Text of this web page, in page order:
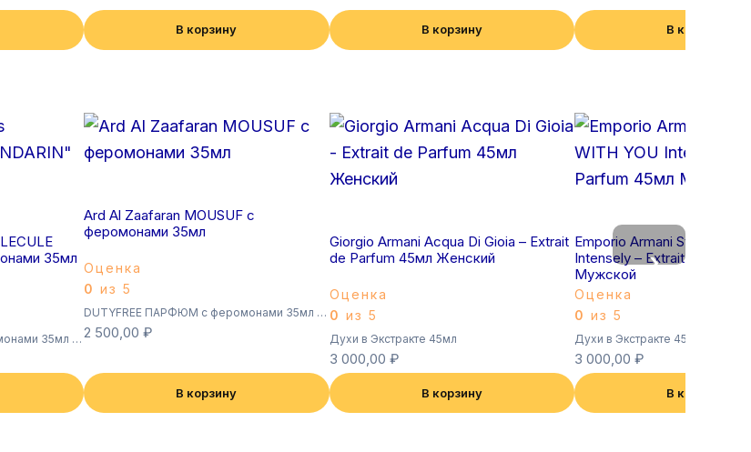
В корзину В корзину В корзину
DUTYFREE ПАРФЮМ с феромонами 35мл (Суперстойкие)
35мл
DUTYFREE ПАРФЮМ с феромонами 35мл (Суперстойкие)
Ard Al Zaafaran MOUSUF с
феромонами 35мл
Оценка
0 из 5
2 500,00 ₽
В корзину
Духи в Экстракте 45мл
Giorgio Armani Acqua Di Gioia – Extrait
de Parfum 45мл Женский
Оценка
0 из 5
3 000,00 ₽
В корзину
Духи в Экстракте 45мл
Emporio Armani Stronger
Intensely – Extrait de
Мужской
Оценка
0 из 5
3 000,00 ₽
В корзину
›